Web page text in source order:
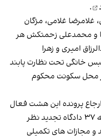
.
غلامرضا غلامی، مژگان
و محمدعلی زحمتکش هر
امیری و زهرا
خانگی تحت نظارت پابند
محدوده ۱۰۰۰ متری از محل سکونت محکوم
پرونده این هشت فعال
صنفی معلمان استان فارس، شعبه ۳۷ دادگاه تجدید نظر
و مجازات های تکمیلی